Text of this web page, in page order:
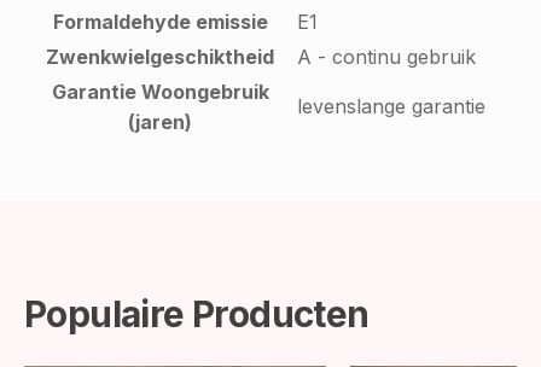
Formaldehyde emissie
E1
Zwenkwielgeschiktheid
A - continu gebruik
Garantie Woongebruik
(jaren)
levenslange garantie
Populaire Producten